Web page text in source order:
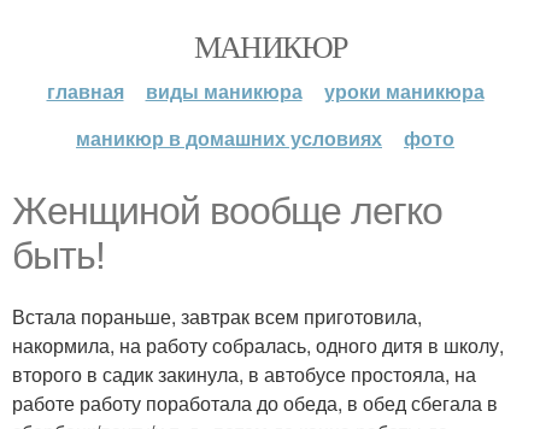
МАНИКЮР
главная виды маникюра
уроки маникюра
маникюр в домашних условиях
фото
Женщиной вообще легко
быть!
Встала пораньше, завтрак всем приготовила,
накормила, на работу собралась, одного дитя в школу,
второго в садик закинула, в автобусе простояла, на
работе работу поработала до обеда, в обед сбегала в